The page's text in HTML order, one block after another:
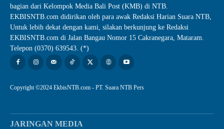
bagian dari Kelompok Media Bali Post (KMB) di NTB.
EKBISNTB.com didirikan oleh para awak Redaksi Harian Suara NTB,
Untuk lebih dekat dengan kami, silakan berkunjung ke Redaksi
EKBISNTB.com di Jalan Bangau Nomor 15 Cakranegara, Mataram.
Telepon (0370) 639543. (*)
Copyright ©2024 EkbisNTB.com - PT. Suara NTB Pers
JARINGAN MEDIA